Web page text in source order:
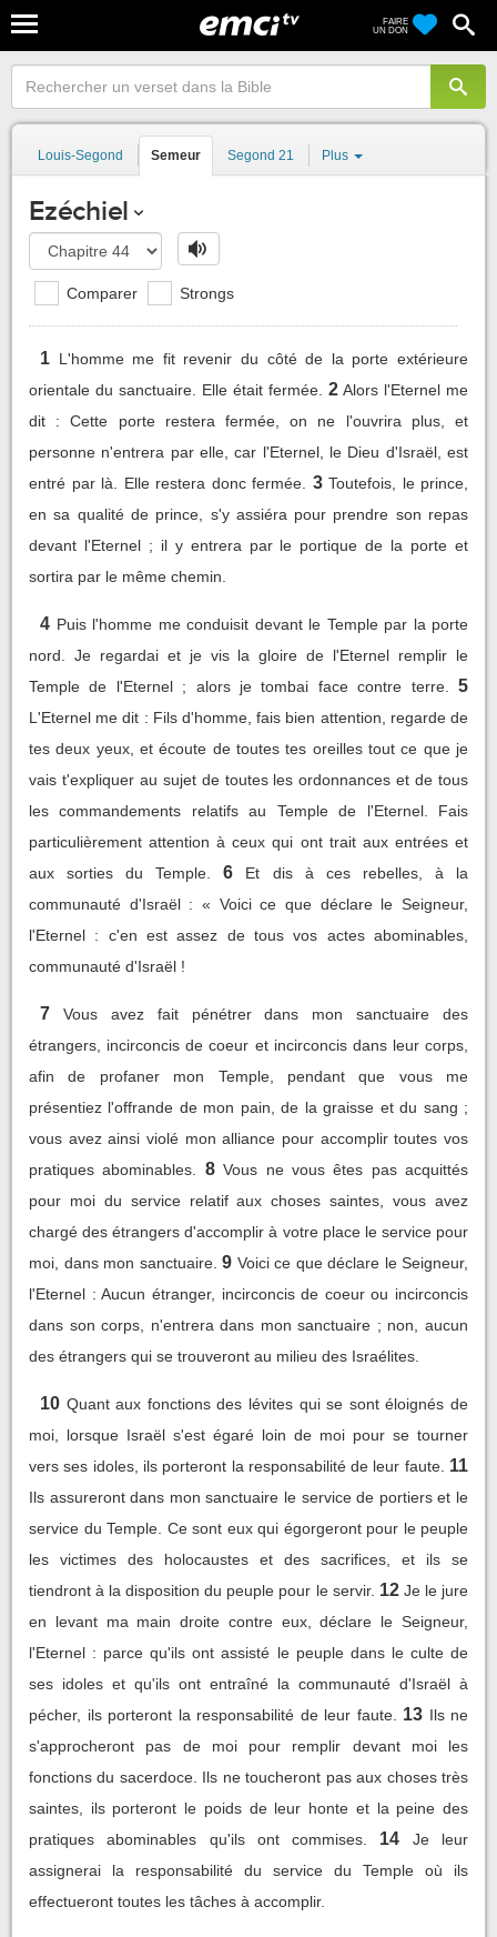
FAIRE
UN DON
Louis-Segond Semeur Segond 21 Plus
Ezéchiel
Comparer Strongs
1 L'homme me fit revenir du côté de la porte extérieure
orientale du sanctuaire. Elle était fermée. 2 Alors l'Eternel me
dit : Cette porte restera fermée, on ne l'ouvrira plus, et
personne n'entrera par elle, car l'Eternel, le Dieu d'Israël, est
entré par là. Elle restera donc fermée.
3 Toutefois, le prince,
en sa qualité de prince, s'y assiéra pour prendre son repas
devant l'Eternel ; il y entrera par le portique de la porte et
sortira par le même chemin.
4 Puis l'homme me conduisit devant le Temple par la porte
nord. Je regardai et je vis la gloire de l'Eternel remplir le
Temple de l'Eternel ; alors je tombai face contre terre.
5
L'Eternel me dit : Fils d'homme, fais bien attention, regarde de
tes deux yeux, et écoute de toutes tes oreilles tout ce que je
vais t'expliquer au sujet de toutes les ordonnances et de tous
les commandements relatifs au Temple de l'Eternel. Fais
particulièrement attention à ceux qui ont trait aux entrées et
aux sorties du Temple.
6
Et dis à ces rebelles, à la
communauté d'Israël : « Voici ce que déclare le Seigneur,
l'Eternel : c'en est assez de tous vos actes abominables,
communauté d'Israël !
7
Vous avez fait pénétrer dans mon sanctuaire des
étrangers, incirconcis de coeur et incirconcis dans leur corps,
afin de profaner mon Temple, pendant que vous me
présentiez l'offrande de mon pain, de la graisse et du sang ;
vous avez ainsi violé mon alliance pour accomplir toutes vos
pratiques abominables.
8 Vous ne vous êtes pas acquittés
pour moi du service relatif aux choses saintes, vous avez
chargé des étrangers d'accomplir à votre place le service pour
moi, dans mon sanctuaire. 9 Voici ce que déclare le Seigneur,
l'Eternel : Aucun étranger, incirconcis de coeur ou incirconcis
dans son corps, n'entrera dans mon sanctuaire ; non, aucun
des étrangers qui se trouveront au milieu des Israélites.
10 Quant aux fonctions des lévites qui se sont éloignés de
moi, lorsque Israël s'est égaré loin de moi pour se tourner
vers ses idoles, ils porteront la responsabilité de leur faute. 11
Ils assureront dans mon sanctuaire le service de portiers et le
service du Temple. Ce sont eux qui égorgeront pour le peuple
les victimes des holocaustes et des sacrifices, et ils se
tiendront à la disposition du peuple pour le servir. 12 Je le jure
en levant ma main droite contre eux, déclare le Seigneur,
l'Eternel : parce qu'ils ont assisté le peuple dans le culte de
ses idoles et qu'ils ont entraîné la communauté d'Israël à
pécher, ils porteront la responsabilité de leur faute.
13 Ils ne
s'approcheront pas de moi pour remplir devant moi les
fonctions du sacerdoce. Ils ne toucheront pas aux choses très
saintes, ils porteront le poids de leur honte et la peine des
pratiques abominables qu'ils ont commises.
14
Je leur
assignerai la responsabilité du service du Temple où ils
effectueront toutes les tâches à accomplir.